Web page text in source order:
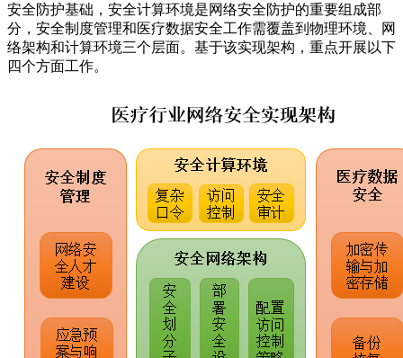
安全防护基础，安全计算环境是网络安全防护的重要组成部
分，安全制度管理和医疗数据安全工作需覆盖到物理环境、网
络架构和计算环境三个层面。基于该实现架构，重点开展以下
四个方面工作。